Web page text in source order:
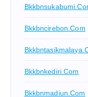
Bkkbncirebon.com
Bkkbnkediri.com
Bkkbnmadiun.com